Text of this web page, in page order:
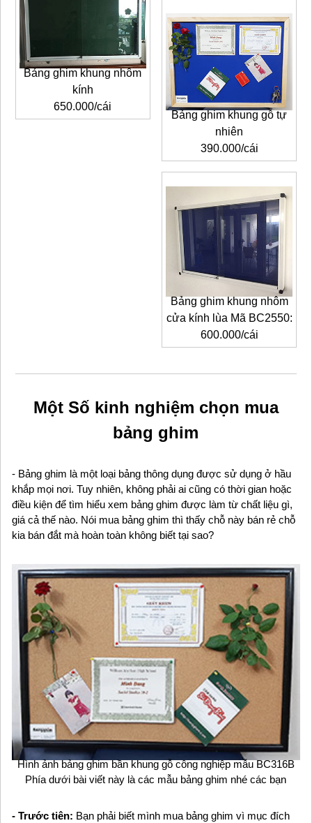
Bảng ghim khung nhôm
kính
650.000/cái
Bảng ghim khung gỗ tự
nhiên
390.000/cái
Bảng ghim khung nhôm
cửa kính lùa Mã BC2550:
600.000/cái
Một Số kinh nghiệm chọn mua
bảng ghim
- Bảng ghim là một loại bảng thông dụng được sử dụng ở hầu
khắp mọi nơi. Tuy nhiên, không phải ai cũng có thời gian hoặc
điều kiện để tìm hiểu xem bảng ghim được làm từ chất liệu gì,
giá cả thế nào. Nói mua bảng ghim thì thấy chỗ này bán rẻ chỗ
kia bán đắt mà hoàn toàn không biết tại sao?
Hình ảnh bảng ghim bần khung gỗ công nghiệp mẫu BC316B
Phía dưới bài viết này là các mẫu bảng ghim nhé các bạn
- Trước tiên: Bạn phải biết mình mua bảng ghim vì mục đích